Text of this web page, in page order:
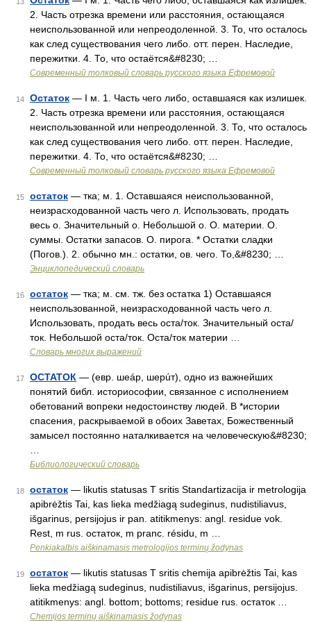
2. Часть отрезка времени или расстояния, остающаяся
неиспользованной или непреодоленной. 3. То, что осталось
как след существования чего либо. отт. перен. Наследие,
пережитки. 4. То, что остаётся&#8230; …
Современный толковый словарь русского языка Ефремовой
14 Остаток — I м. 1. Часть чего либо, оставшаяся как излишек.
2. Часть отрезка времени или расстояния, остающаяся
неиспользованной или непреодоленной. 3. То, что осталось
как след существования чего либо. отт. перен. Наследие,
пережитки. 4. То, что остаётся&#8230; …
Современный толковый словарь русского языка Ефремовой
15 остаток — тка; м. 1. Оставшаяся неиспользованной,
неизрасходованной часть чего л. Использовать, продать
весь о. Значительный о. Небольшой о. О. материи. О.
суммы. Остатки запасов. О. пирога. * Остатки сладки
(Погов.). 2. обычно мн.: остатки, ов. чего. То,&#8230; …
Энциклопедический словарь
16 остаток — тка; м. см. тж. без остатка 1) Оставшаяся
неиспользованной, неизрасходованной часть чего л.
Использовать, продать весь оста/ток. Значительный оста/
ток. Небольшой оста/ток. Оста/ток материи …
Словарь многих выражений
17 ОСТАТОК — (евр. шеáр, шерúт), одно из важнейших
понятий библ. историософии, связанное с исполнением
обетований вопреки недостоинству людей. В *истории
спасения, раскрываемой в обоих Заветах, Божественный
замысел постоянно наталкивается на человеческую&#8230;
Библиологический словарь
18 остаток — likutis statusas T sritis Standartizacija ir metrologija
apibrėžtis Tai, kas lieka medžiagą sudeginus, nudistiliavus,
išgarinus, persijojus ir pan. atitikmenys: angl. residue vok.
Rest, m rus. остаток, m pranc. résidu, m …
Penkiakalbis aiškinamasis metrologijos terminų žodynas
19 остаток — likutis statusas T sritis chemija apibrėžtis Tai, kas
lieka medžiagą sudeginus, nudistiliavus, išgarinus, persijojus.
atitikmenys: angl. bottom; bottoms; residue rus. остаток …
Chemijos terminų aiškinamasis žodynas